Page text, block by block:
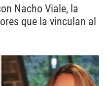
Nacho Viale, la
que la vinculan al